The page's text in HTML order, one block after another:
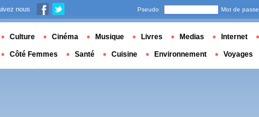
nous Pseudo Mot de passe
Culture Cinéma Musique Livres Medias Internet
Côté Femmes Santé Cuisine Environnement Voyages